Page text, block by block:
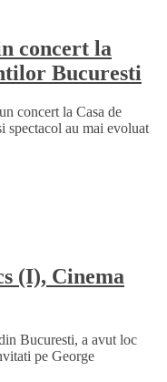
concert la
Bucuresti
concert la Casa de
spectacol au mai evoluat
(I), Cinema
Bucuresti, a avut loc
pe George